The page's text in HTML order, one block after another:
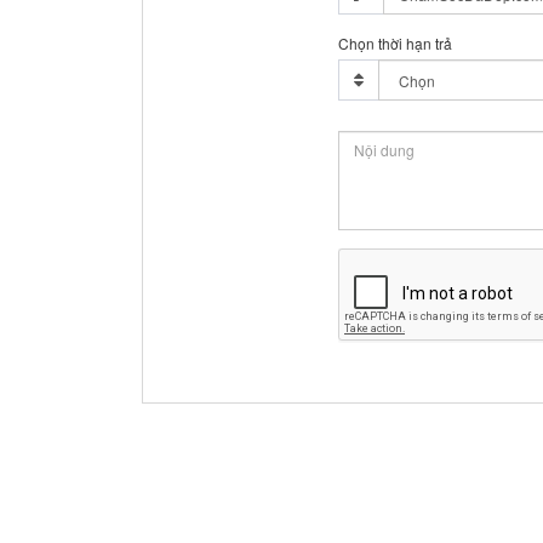
Chọn thời hạn trả